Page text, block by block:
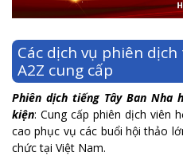
Các dịch vụ phiên
A2Z cung cấp
Phiên dịch tiếng Tây Ban Nha
kiện: Cung cấp phiên dịch viên
cao phục vụ các buổi hội thảo
chức tại Việt Nam.